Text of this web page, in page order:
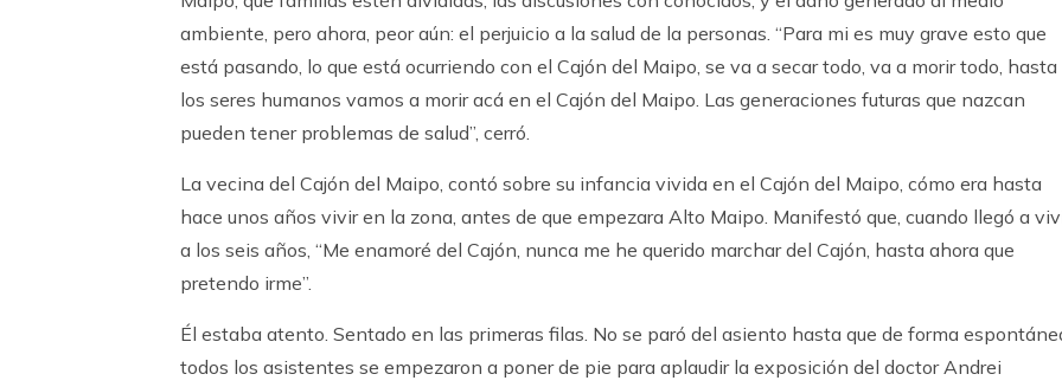
ambiente, pero ahora, peor aún: el perjuicio a la salud de la personas. “Para mi es muy grave esto que
está pasando, lo que está ocurriendo con el Cajón del Maipo, se va a secar todo, va a morir todo, hasta
los seres humanos vamos a morir acá en el Cajón del Maipo. Las generaciones futuras que nazcan
pueden tener problemas de salud”, cerró.
La vecina del Cajón del Maipo, contó sobre su infancia vivida en el Cajón del Maipo, cómo era hasta
hace unos años vivir en la zona, antes de que empezara Alto Maipo. Manifestó que, cuando llegó a
a los seis años, “Me enamoré del Cajón, nunca me he querido marchar del Cajón, hasta ahora que
pretendo irme”.
Él estaba atento. Sentado en las primeras filas. No se paró del asiento hasta que de forma
todos los asistentes se empezaron a poner de pie para aplaudir la exposición del doctor Andrei